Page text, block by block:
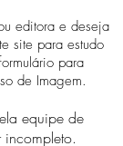
editora e deseja
site para estudo
para
de Imagem.
equipe de